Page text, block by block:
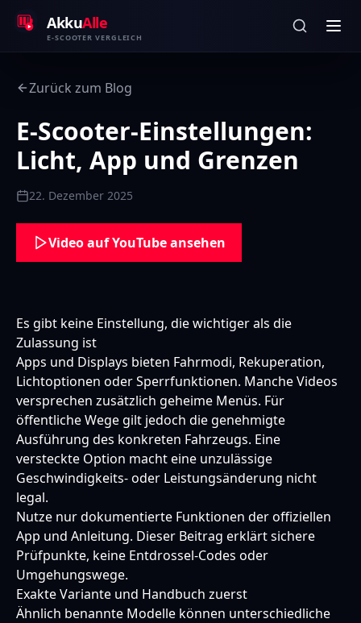
AkkuAlle
E-SCOOTER VERGLEICH
Zurück zum Blog
E-Scooter-Einstellungen:
Licht, App und Grenzen
22. Dezember 2025
Video auf YouTube ansehen
Es gibt keine Einstellung, die wichtiger als die
Zulassung ist
Apps und Displays bieten Fahrmodi, Rekuperation,
Lichtoptionen oder Sperrfunktionen. Manche Videos
versprechen zusätzlich geheime Menüs. Für
öffentliche Wege gilt jedoch die genehmigte
Ausführung des konkreten Fahrzeugs. Eine
versteckte Option macht eine unzulässige
Geschwindigkeits- oder Leistungsänderung nicht
legal.
Nutze nur dokumentierte Funktionen der offiziellen
App und Anleitung. Dieser Beitrag erklärt sichere
Prüfpunkte, keine Entdrossel-Codes oder
Umgehungswege.
Exakte Variante und Handbuch zuerst
Ähnlich benannte Modelle können unterschiedliche